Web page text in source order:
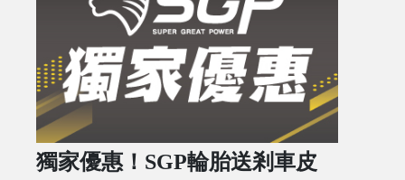
獨家優惠！SGP輪胎送剎車皮